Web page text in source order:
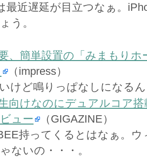
最近遅延が目立つなぁ。
う。
、簡単設置の「みまもり
（impress）
けど鳴りっぱなしになる
向けなのにデュアルコア
ュー
（GIGAZINE）
持ってくるとはなぁ。
ないの・・・。